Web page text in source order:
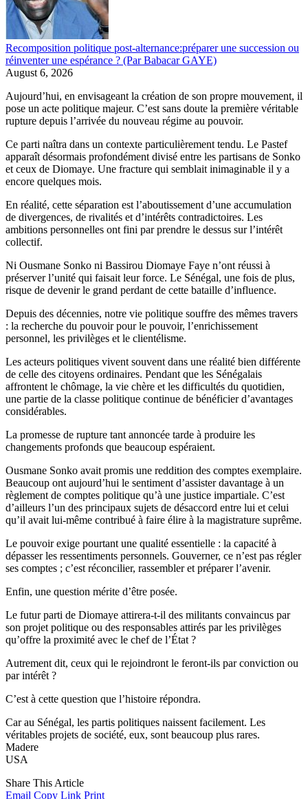
Recomposition politique post-alternance:préparer une succession ou
réinventer une espérance ? (Par Babacar GAYE)
August 6, 2026
Aujourd’hui, en envisageant la création de son propre mouvement, il
pose un acte politique majeur. C’est sans doute la première véritable
rupture depuis l’arrivée du nouveau régime au pouvoir.
Ce parti naîtra dans un contexte particulièrement tendu. Le Pastef
apparaît désormais profondément divisé entre les partisans de Sonko
et ceux de Diomaye. Une fracture qui semblait inimaginable il y a
encore quelques mois.
En réalité, cette séparation est l’aboutissement d’une accumulation
de divergences, de rivalités et d’intérêts contradictoires. Les
ambitions personnelles ont fini par prendre le dessus sur l’intérêt
collectif.
Ni Ousmane Sonko ni Bassirou Diomaye Faye n’ont réussi à
préserver l’unité qui faisait leur force. Le Sénégal, une fois de plus,
risque de devenir le grand perdant de cette bataille d’influence.
Depuis des décennies, notre vie politique souffre des mêmes travers
: la recherche du pouvoir pour le pouvoir, l’enrichissement
personnel, les privilèges et le clientélisme.
Les acteurs politiques vivent souvent dans une réalité bien différente
de celle des citoyens ordinaires. Pendant que les Sénégalais
affrontent le chômage, la vie chère et les difficultés du quotidien,
une partie de la classe politique continue de bénéficier d’avantages
considérables.
La promesse de rupture tant annoncée tarde à produire les
changements profonds que beaucoup espéraient.
Ousmane Sonko avait promis une reddition des comptes exemplaire.
Beaucoup ont aujourd’hui le sentiment d’assister davantage à un
règlement de comptes politique qu’à une justice impartiale. C’est
d’ailleurs l’un des principaux sujets de désaccord entre lui et celui
qu’il avait lui-même contribué à faire élire à la magistrature suprême.
Le pouvoir exige pourtant une qualité essentielle : la capacité à
dépasser les ressentiments personnels. Gouverner, ce n’est pas régler
ses comptes ; c’est réconcilier, rassembler et préparer l’avenir.
Enfin, une question mérite d’être posée.
Le futur parti de Diomaye attirera-t-il des militants convaincus par
son projet politique ou des responsables attirés par les privilèges
qu’offre la proximité avec le chef de l’État ?
Autrement dit, ceux qui le rejoindront le feront-ils par conviction ou
par intérêt ?
C’est à cette question que l’histoire répondra.
Car au Sénégal, les partis politiques naissent facilement. Les
véritables projets de société, eux, sont beaucoup plus rares.
Madere
USA
Share This Article
Email Copy Link Print